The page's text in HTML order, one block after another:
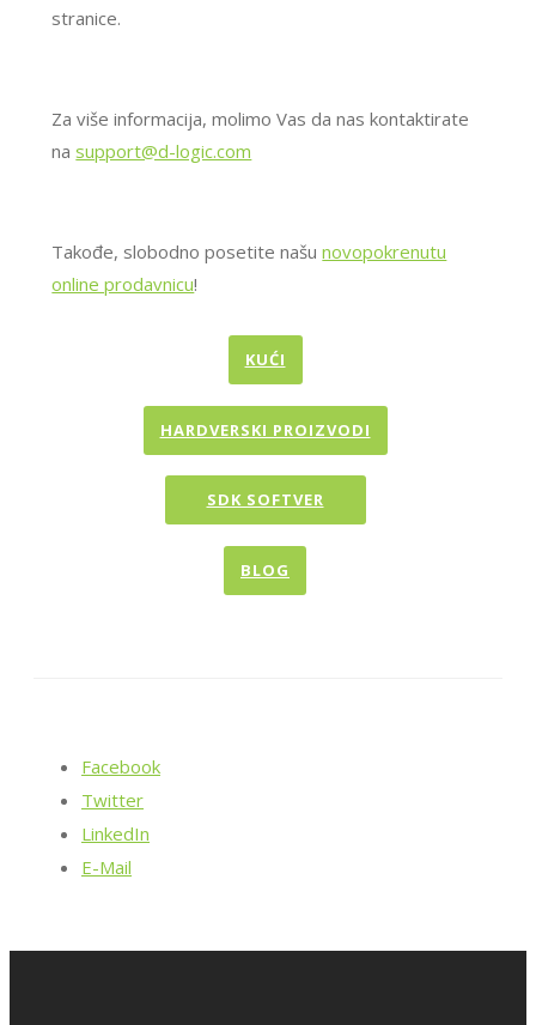
stranice.
Za više informacija, molimo Vas da nas kontaktirate
nasupport@d-logic.com
Takođe, slobodno posetite našunovopokrenutu
online prodavnicu!
KUĆI
HARDVERSKI PROIZVODI
SDK SOFTVER
BLOG
Facebook
Twitter
LinkedIn
E-Mail